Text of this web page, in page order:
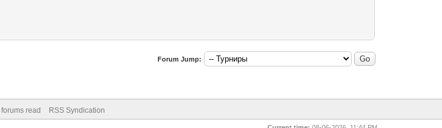
Forum Jump:
read RSS Syndication